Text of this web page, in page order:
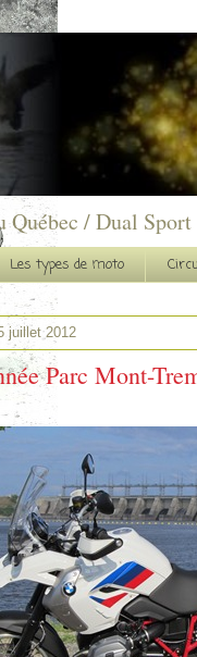
Québec / Dual
Les types de moto
juillet 2012
Parc Mont-